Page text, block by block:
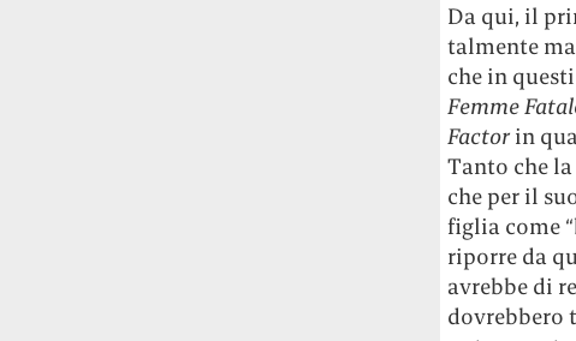
Da qui, il
talmente
che in
Femme
Factorin
Tanto che
che per il
figlia come
riporre da
avrebbe di
dovrebbero